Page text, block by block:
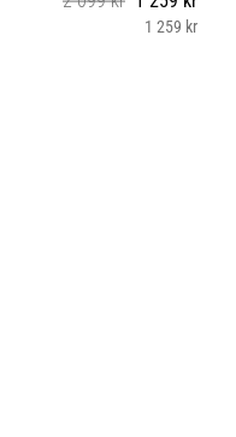
1 259 kr